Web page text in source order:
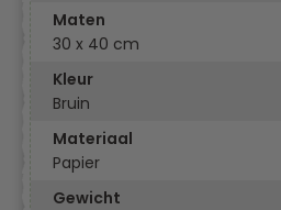
Maten
30 x 40 cm
Kleur
Bruin
Materiaal
Papier
Gewicht